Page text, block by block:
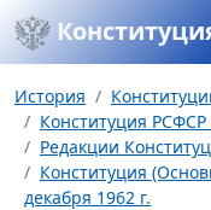
История
Конституция РСФСР
Редакции
Конституция
декабря 1962 г.